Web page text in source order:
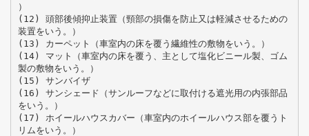
）
(12) 頭部後傾抑止装置（頸部の損傷を防止又は軽減させるための
装置をいう。）
(13) カーペット（車室内の床を覆う繊維性の敷物をいう。）
(14) マット（車室内の床を覆う、主として塩化ビニール製、ゴム
製の敷物をいう。）
(15) サンバイザ
(16) サンシェード（サンルーフなどに取付ける遮光用の内張部品
をいう。）
(17) ホイールハウスカバー（車室内のホイールハウス部を覆うト
リムをいう。）